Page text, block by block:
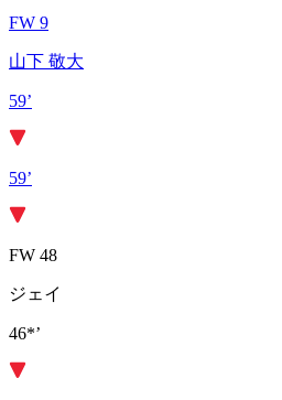
FW 9
山下 敬大
59’
59’
FW 48
ジェイ
46*’